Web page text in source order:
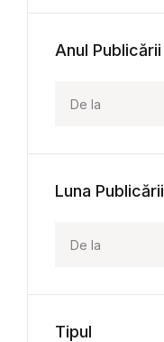
Anul Publicării
Luna Publicării
Tipul